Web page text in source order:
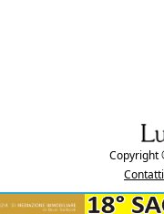
Copyright
Contatti
"Luinonotizie.it è una